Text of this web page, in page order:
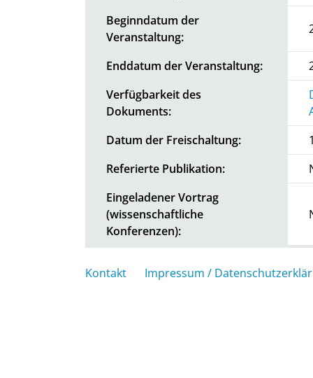
Beginndatum der
Veranstaltung:
Enddatum der Veranstaltung:
Verfügbarkeit des
Dokuments:
Datum der Freischaltung:
Referierte Publikation:
Eingeladener Vortrag
(wissenschaftliche
Konferenzen):
Kontakt Impressum /